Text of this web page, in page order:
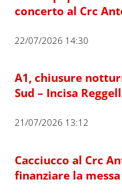
concerto al Crc
22/07/2026 14:30
A1, chiusure
Sud – Incisa
21/07/2026 13:12
Cacciucco al Crc
finanziare la